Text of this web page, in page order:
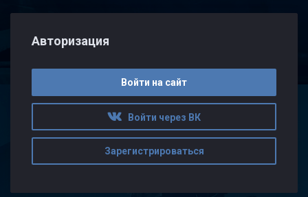
Авторизация
Войти на сайт
Войти через ВК
Зарегистрироваться